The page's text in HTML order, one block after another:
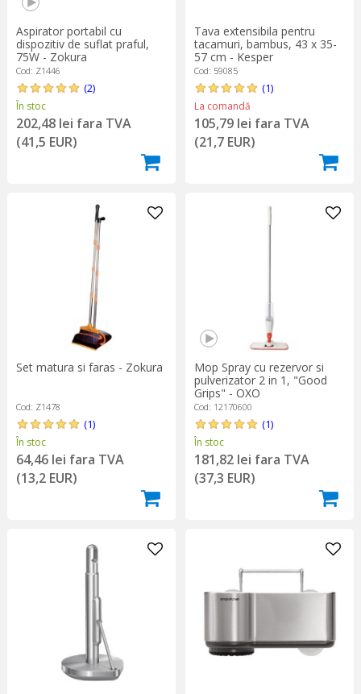
Aspirator portabil cu
dispozitiv de suflat praful,
75W - Zokura
Cod: Z1446
(2)
În stoc
202,48 lei fara TVA
(41,5 EUR)
Tava extensibila pentru
tacamuri, bambus, 43 x 35-
57 cm - Kesper
Cod: 59085
(1)
La comandă
105,79 lei fara TVA
(21,7 EUR)
Set matura si faras - Zokura
Cod: Z1478
(1)
În stoc
64,46 lei fara TVA
(13,2 EUR)
Mop Spray cu rezervor si
pulverizator 2 in 1, "Good
Grips" - OXO
Cod: 12170600
(1)
În stoc
181,82 lei fara TVA
(37,3 EUR)